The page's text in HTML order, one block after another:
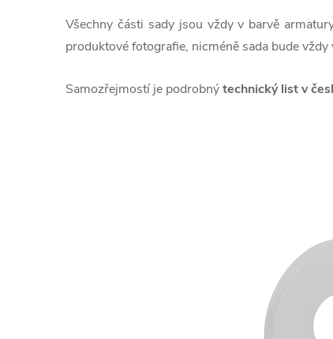
Všechny části sady jsou vždy v barvě
produktové fotografie, nicméně sada bude
Samozřejmostí je podrobnýtechnický list v